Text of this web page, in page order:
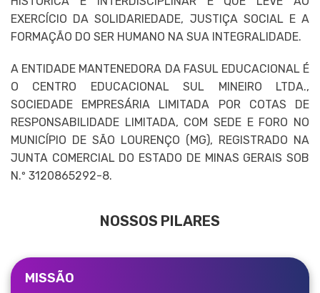
EXERCÍCIO DA SOLIDARIEDADE, JUSTIÇA SOCIAL E A
FORMAÇÃO DO SER HUMANO NA SUA INTEGRALIDADE.
A ENTIDADE MANTENEDORA DA FASUL EDUCACIONAL É
O CENTRO EDUCACIONAL SUL MINEIRO LTDA.,
SOCIEDADE EMPRESÁRIA LIMITADA POR COTAS DE
RESPONSABILIDADE LIMITADA, COM SEDE E FORO NO
MUNICÍPIO DE SÃO LOURENÇO (MG), REGISTRADO NA
JUNTA COMERCIAL DO ESTADO DE MINAS GERAIS SOB
N.º 3120865292-8.
NOSSOS PILARES
MISSÃO